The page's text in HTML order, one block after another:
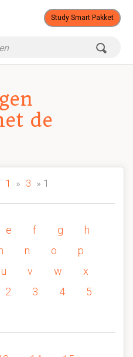
Study Smart Pakket
de
1 » 3 » 1
e f g
h
n o
p
u v w
x
2 3 4
5